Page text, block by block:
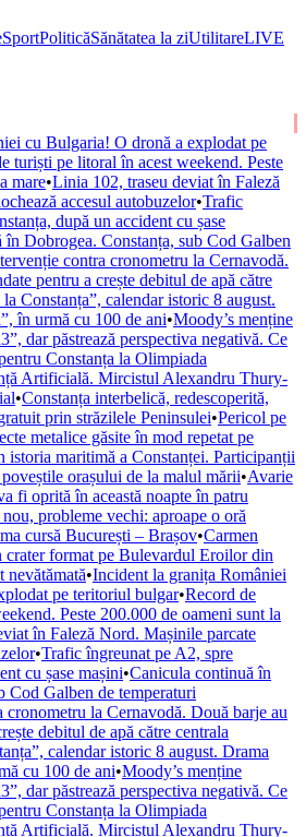
SportPoliticăSănătatea la ziUtilitareLIVE
cu Bulgaria! O dronă a explodat pe
turiști pe litoral în acest weekend. Peste
mare•Linia 102, traseu deviat în Faleză
accesul autobuzelor•Trafic
după un accident cu șase
Dobrogea. Constanța, sub Cod Galben
contra cronometru la Cernavodă.
pentru a crește debitul de apă către
Constanța”, calendar istoric 8 august.
în urmă cu 100 de ani•Moody’s menține
dar păstrează perspectiva negativă. Ce
Constanța la Olimpiada
Artificială. Mircistul Alexandru Thury-
•Constanța interbelică, redescoperită,
prin străzilele Peninsulei•Pericol pe
metalice găsite în mod repetat pe
istoria maritimă a Constanței. Participanții
orașului de la malul mării•Avarie
fi oprită în această noapte în patru
probleme vechi: aproape o oră
cursă București – Brașov•Carmen
crater format pe Bulevardul Eroilor din
nevătămată•Incident la granița României
pe teritoriul bulgar•Record de
Peste 200.000 de oameni sunt la
în Faleză Nord. Mașinile parcate
•Trafic îngreunat pe A2, spre
cu șase mașini•Canicula continuă în
Cod Galben de temperaturi
cronometru la Cernavodă. Două barje au
debitul de apă către centrala
calendar istoric 8 august. Drama
cu 100 de ani•Moody’s menține
dar păstrează perspectiva negativă. Ce
Constanța la Olimpiada
Artificială. Mircistul Alexandru Thury-